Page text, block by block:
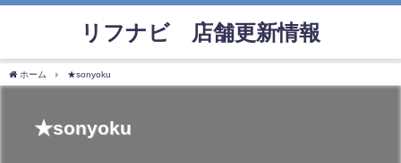
リフナビ®店舗更新情報
ホーム ★sonyoku
★sonyoku